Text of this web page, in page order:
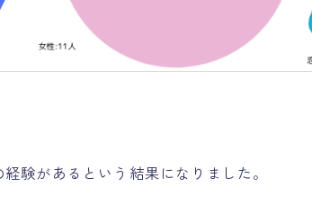
験があるという結果になりました。